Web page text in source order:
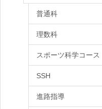
普通科
理数科
スポーツ科学コース
SSH
進路指導